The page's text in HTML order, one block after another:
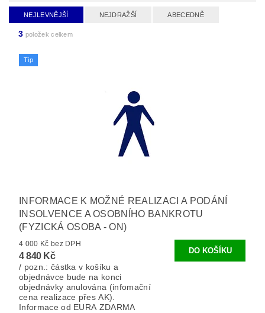
NEJLEVNĚJŠÍ NEJDRAŽŠÍ ABECEDNĚ
3 položek celkem
Tip
INFORMACE K MOŽNÉ REALIZACI A PODÁNÍ
INSOLVENCE A OSOBNÍHO BANKROTU
(FYZICKÁ OSOBA - ON)
4 000 Kč bez DPH
4 840 Kč
/ pozn.: částka v košíku a
objednávce bude na konci
objednávky anulována (infomační
cena realizace přes AK).
Informace od EURA ZDARMA